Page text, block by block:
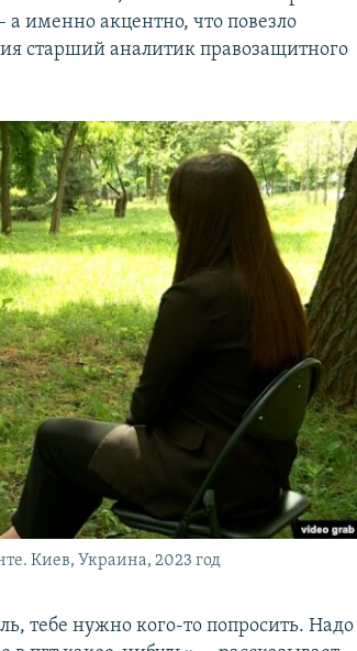
а именно акцентно, что повезло
старший аналитик правозащитного
Киев, Украина, 2023 год
тебе нужно кого-то попросить. Надо